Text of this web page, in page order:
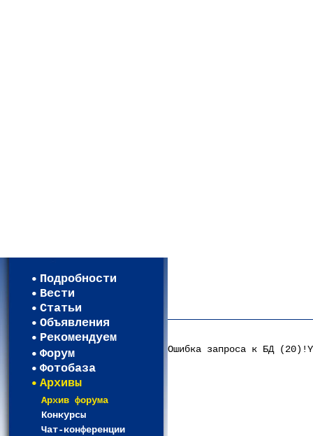
Подробности
Вести
Статьи
Объявления
Рекомендуем
Форум
Фотобаза
Архивы
Архив форума
Конкурсы
Чат-конференции
Ошибка запроса к БД